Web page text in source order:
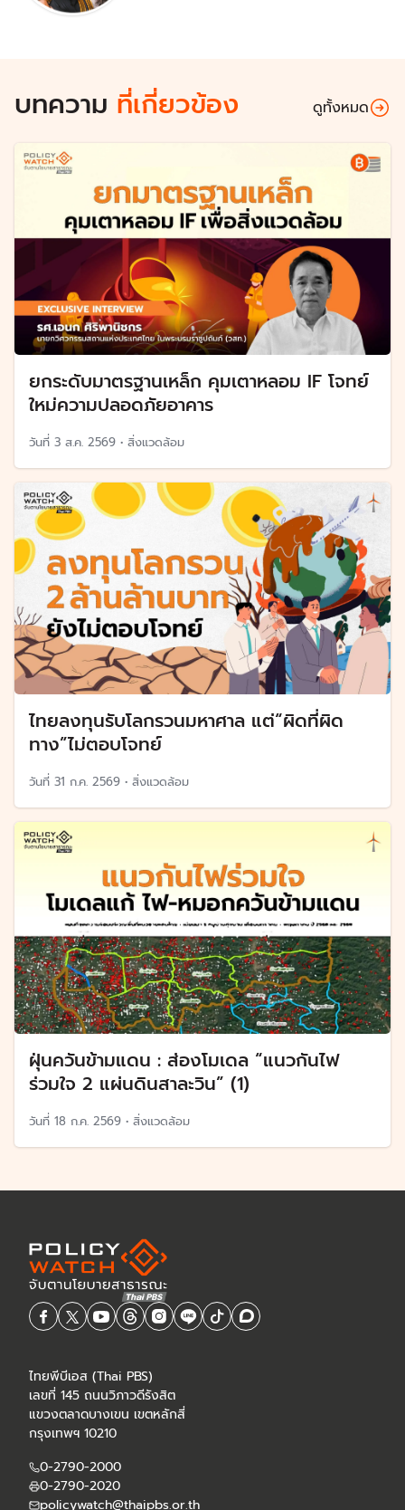
บทความ ที่เกี่ยวข้อง ดูทั้งหมด
ยกระดับมาตรฐานเหล็ก คุมเตาหลอม IF โจทย์
ใหม่ความปลอดภัยอาคาร
วันที่ 3 ส.ค. 2569 • สิ่งแวดล้อม
ไทยลงทุนรับโลกรวนมหาศาล แต่“ผิดที่ผิด
ทาง”ไม่ตอบโจทย์
วันที่ 31 ก.ค. 2569 • สิ่งแวดล้อม
ฝุ่นควันข้ามแดน : ส่องโมเดล “แนวกันไฟ
ร่วมใจ 2 แผ่นดินสาละวิน” (1)
วันที่ 18 ก.ค. 2569 • สิ่งแวดล้อม
ไทยพีบีเอส (Thai PBS)
เลขที่ 145 ถนนวิภาวดีรังสิต
แขวงตลาดบางเขน เขตหลักสี่
กรุงเทพฯ 10210
0-2790-2000
0-2790-2020
policywatch@thaipbs.or.th